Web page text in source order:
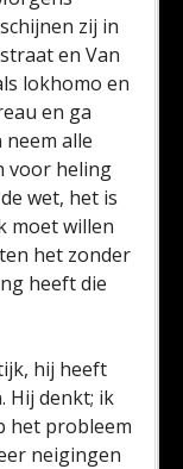
zij in
en Van
lokhomo en
en ga
alle
voor heling
wet, het is
moet willen
het zonder
heeft die
hij heeft
Hij denkt; ik
het probleem
neigingen